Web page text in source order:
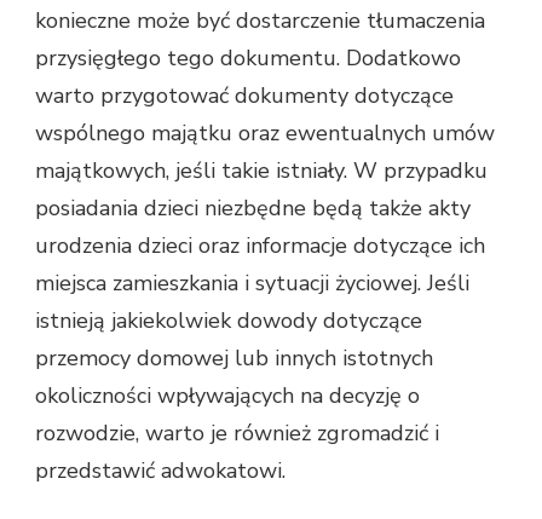
konieczne może być dostarczenie tłumaczenia
przysięgłego tego dokumentu. Dodatkowo
warto przygotować dokumenty dotyczące
wspólnego majątku oraz ewentualnych umów
majątkowych, jeśli takie istniały. W przypadku
posiadania dzieci niezbędne będą także akty
urodzenia dzieci oraz informacje dotyczące ich
miejsca zamieszkania i sytuacji życiowej. Jeśli
istnieją jakiekolwiek dowody dotyczące
przemocy domowej lub innych istotnych
okoliczności wpływających na decyzję o
rozwodzie, warto je również zgromadzić i
przedstawić adwokatowi.